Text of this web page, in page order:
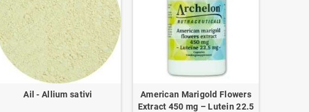
Ail - Allium sativi
American Marigold Flowers
Extract 450 mg – Lutein 22.5